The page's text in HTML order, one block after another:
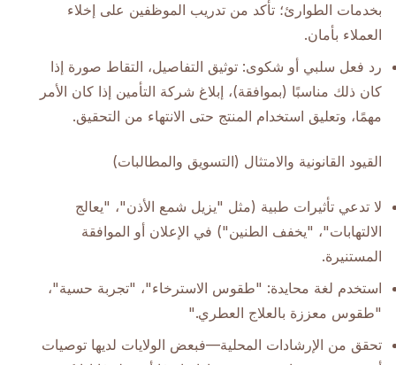
بخدمات الطوارئ؛ تأكد من تدريب الموظفين على إخلاء
العملاء بأمان.
رد فعل سلبي أو شكوى: توثيق التفاصيل، التقاط صورة إذا
كان ذلك مناسبًا (بموافقة)، إبلاغ شركة التأمين إذا كان الأمر
مهمًا، وتعليق استخدام المنتج حتى الانتهاء من التحقيق.
القيود القانونية والامتثال (التسويق والمطالبات)
لا تدعي تأثيرات طبية (مثل "يزيل شمع الأذن"، "يعالج
الالتهابات"، "يخفف الطنين") في الإعلان أو الموافقة
المستنيرة.
استخدم لغة محايدة: "طقوس الاسترخاء"، "تجربة حسية"،
"طقوس معززة بالعلاج العطري."
تحقق من الإرشادات المحلية—فبعض الولايات لديها توصيات